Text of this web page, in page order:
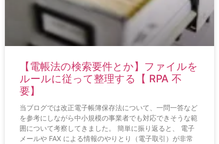
【電帳法の検索要件とか】ファイルを
ルールに従って整理する【 RPA 不
要】
当ブログでは改正電子帳簿保存法について、一問一答など
を参考にしながら中小規模の事業者でも対応できそうな範
囲について考察してきました。 簡単に振り返ると、 電子
メールや FAX による情報のやりとり（電子取引）が非常